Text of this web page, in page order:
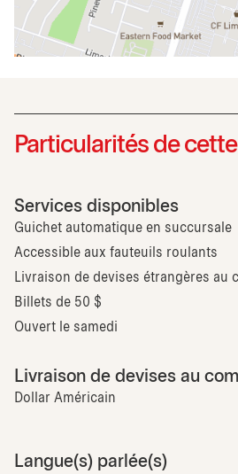
Particularités de
Services disponibles
Guichet automatique en succursale
Accessible aux fauteuils roulants
Livraison de devises étrangères au
Billets de 50 $
Ouvert le samedi
Livraison de devises au
Dollar Américain
Langue(s) parlée(s)